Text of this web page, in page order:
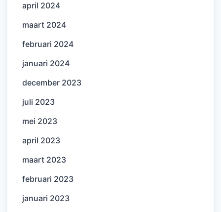
april 2024
maart 2024
februari 2024
januari 2024
december 2023
juli 2023
mei 2023
april 2023
maart 2023
februari 2023
januari 2023